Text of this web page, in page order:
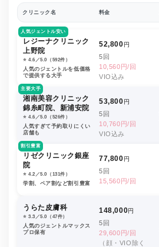
クリニック名 料金
人気ジェントル安い
レジーナクリニック
上野院
⭐️ 4.6／5.0（592件）
人気のジェントルを低価格
で提供する大手
52,800円
5回
10,560円/回
VIO込み
主要大手
湘南美容クリニック
錦糸町院、新浦安院
⭐️ 4.6／5.0（526件）
人気すぎて予約取りにくい
店舗も
53,800円
5回
10,760円/回
VIO込み
割引豊富
リゼクリニック銀座
院
⭐️ 4.2／5.0（131件）
学割、ペア割など割引豊富
77,800円
5回
15,560円/回
うらた皮膚科
⭐️ 3.3／5.0（47件）
人気のジェントルマックス
プロ保有
148,000円
5回
29,600円/回
（顔・VIO除く